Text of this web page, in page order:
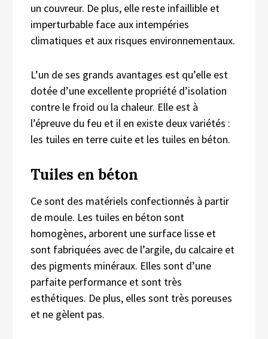
un couvreur. De plus, elle reste infaillible et
imperturbable face aux intempéries
climatiques et aux risques environnementaux.
L’un de ses grands avantages est qu’elle est
dotée d’une excellente propriété d’isolation
contre le froid ou la chaleur. Elle est à
l’épreuve du feu et il en existe deux variétés :
les tuiles en terre cuite et les tuiles en béton.
Tuiles en béton
Ce sont des matériels confectionnés à partir
de moule. Les tuiles en béton sont
homogènes, arborent une surface lisse et
sont fabriquées avec de l’argile, du calcaire et
des pigments minéraux. Elles sont d’une
parfaite performance et sont très
esthétiques. De plus, elles sont très poreuses
et ne gèlent pas.